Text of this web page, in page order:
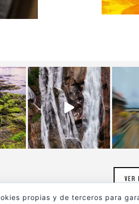
VER
propias y de terceros para